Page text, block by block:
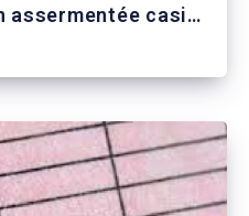
casier